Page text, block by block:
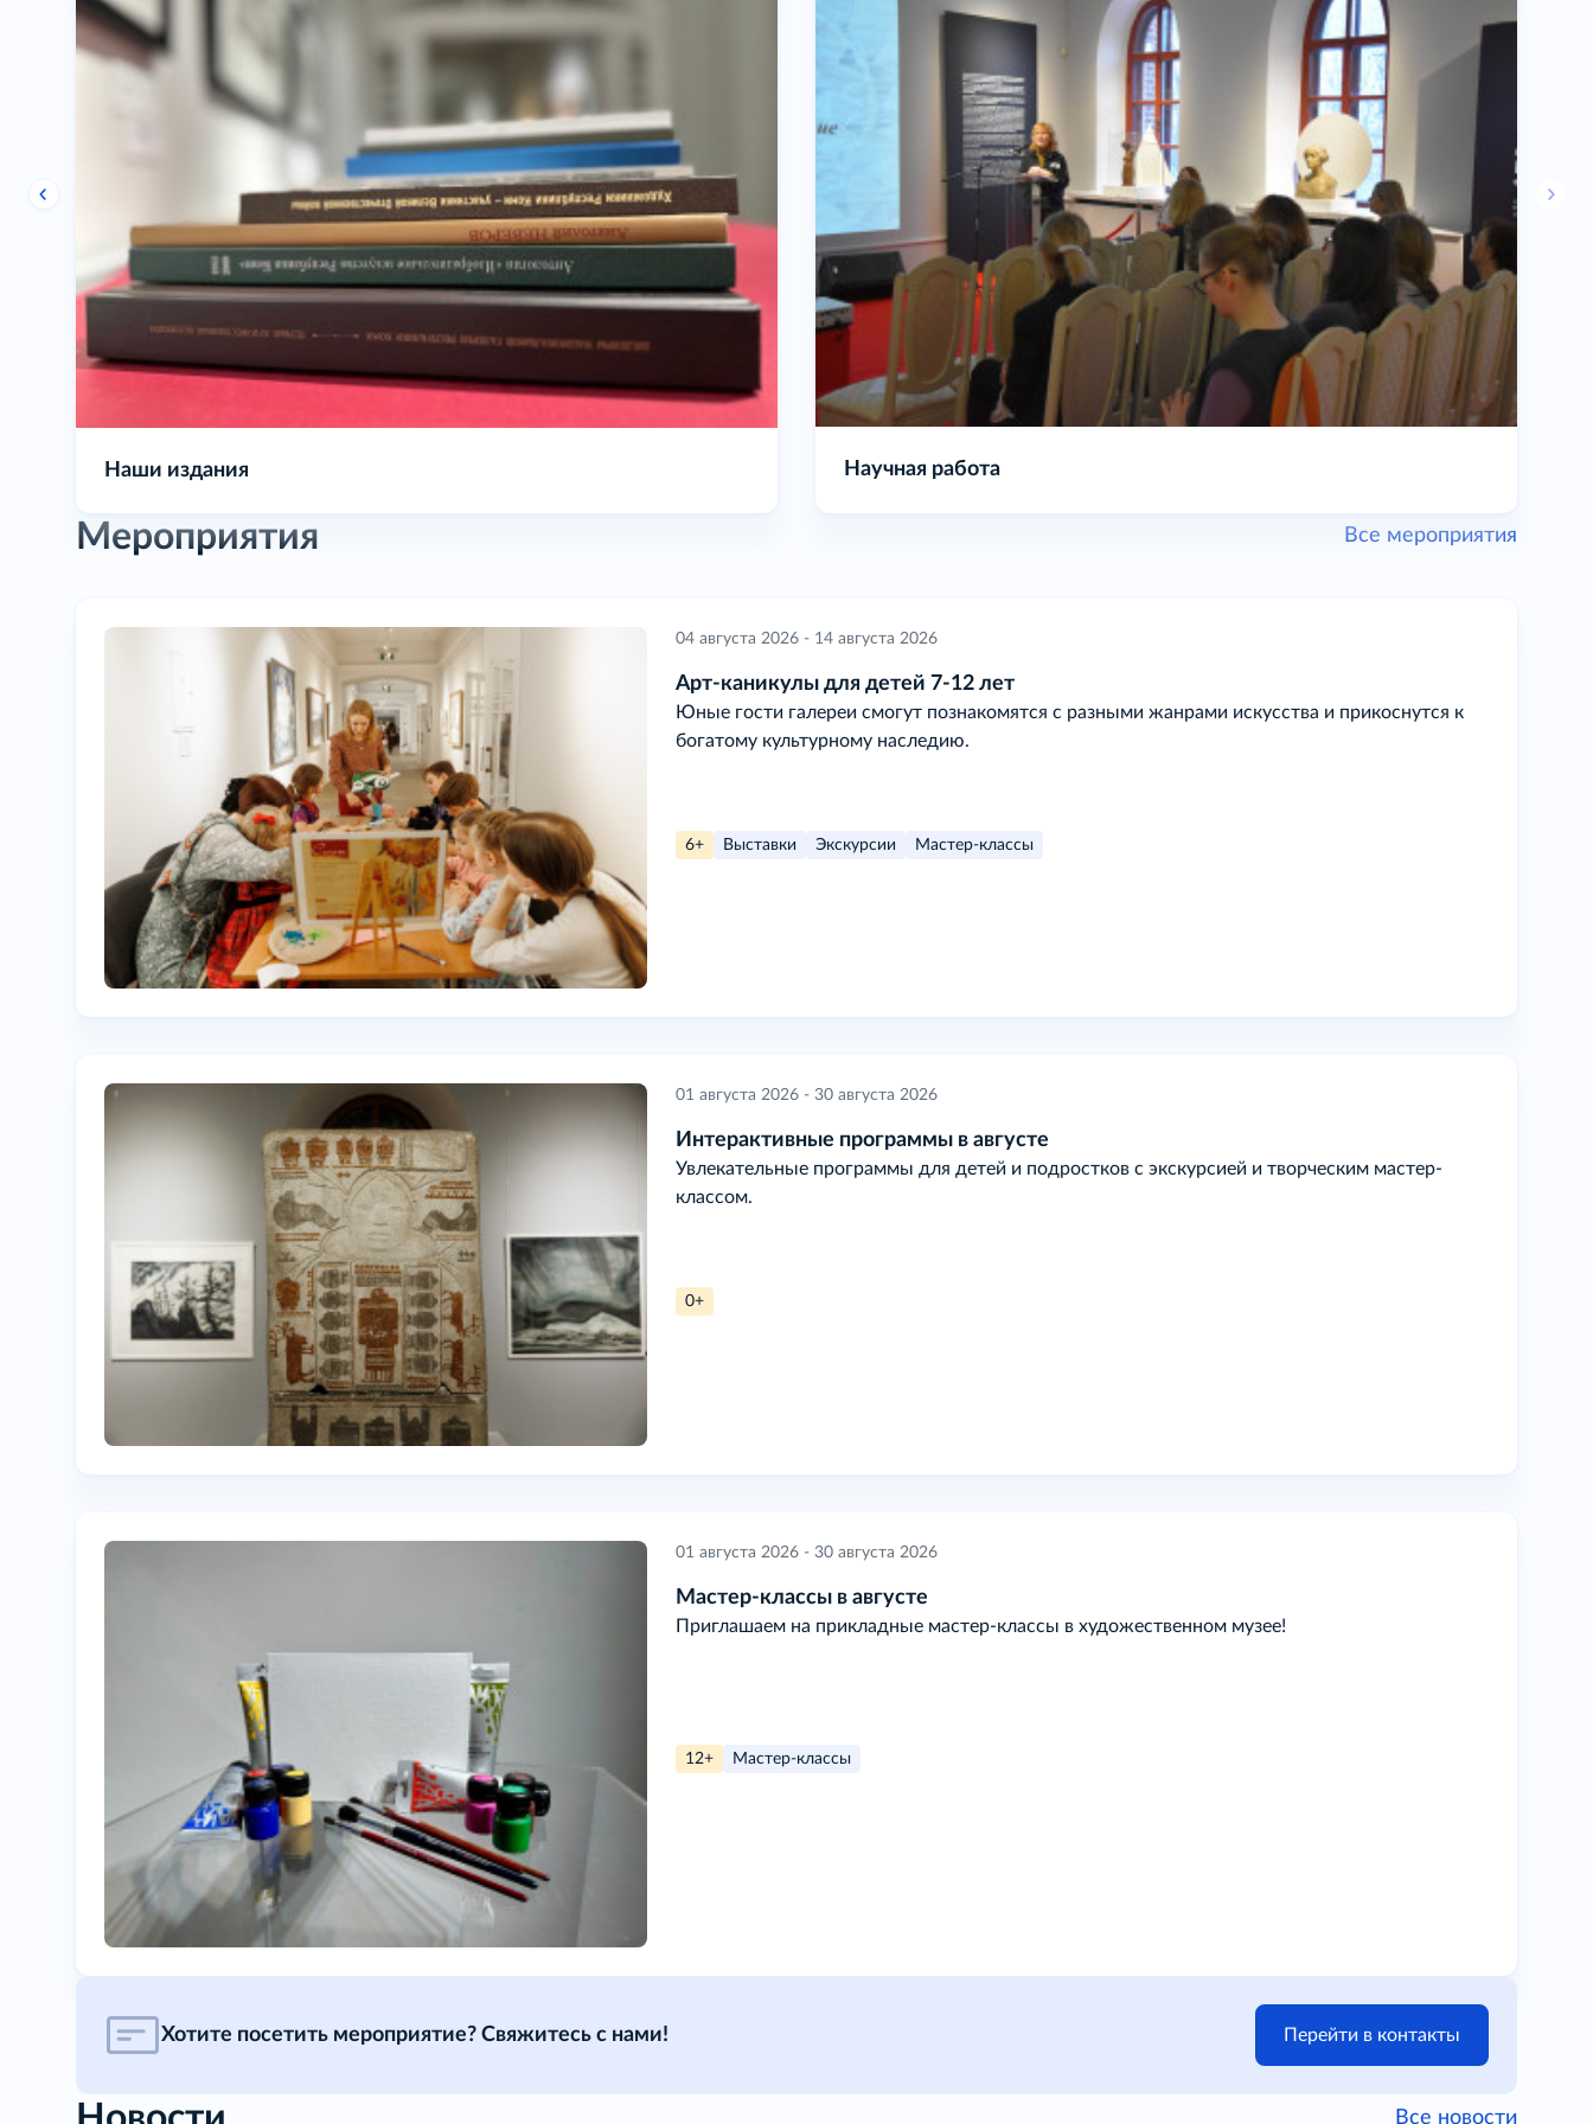
Выставочная деятельность Наши издания
Мероприятия Все мероприятия
04 августа 2026 - 14 августа 2026
Арт-каникулы для детей 7-12 лет
Юные гости галереи смогут познакомятся с разными жанрами искусства и прикоснутся к
богатому культурному наследию.
6+ Выставки Экскурсии Мастер-классы
01 августа 2026 - 30 августа 2026
Интерактивные программы в августе
Увлекательные программы для детей и подростков с экскурсией и творческим мастер-
классом.
0+
01 августа 2026 - 30 августа 2026
Мастер-классы в августе
Приглашаем на прикладные мастер-классы в художественном музее!
12+ Мастер-классы
Хотите посетить мероприятие? Свяжитесь с нами! Перейти в контакты
Все новости